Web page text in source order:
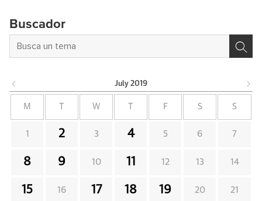
Buscador
July 2019
M W F S S
1 2 3 4 5 6 7
8 9 10 11 12 13 14
15 16 17 18 19 20 21